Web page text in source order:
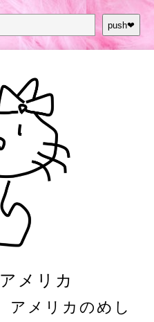
push❤︎
アメリカ
アメリカのめし